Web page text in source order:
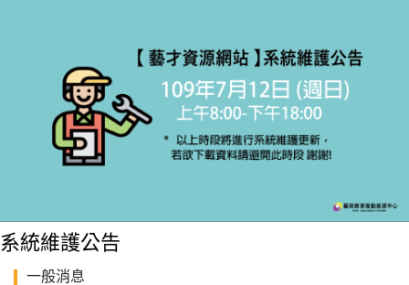
系統維護公告
一般消息